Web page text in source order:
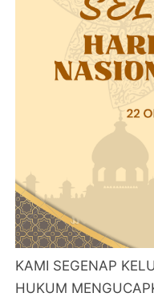
KAMI SEGENAP
HUKUM